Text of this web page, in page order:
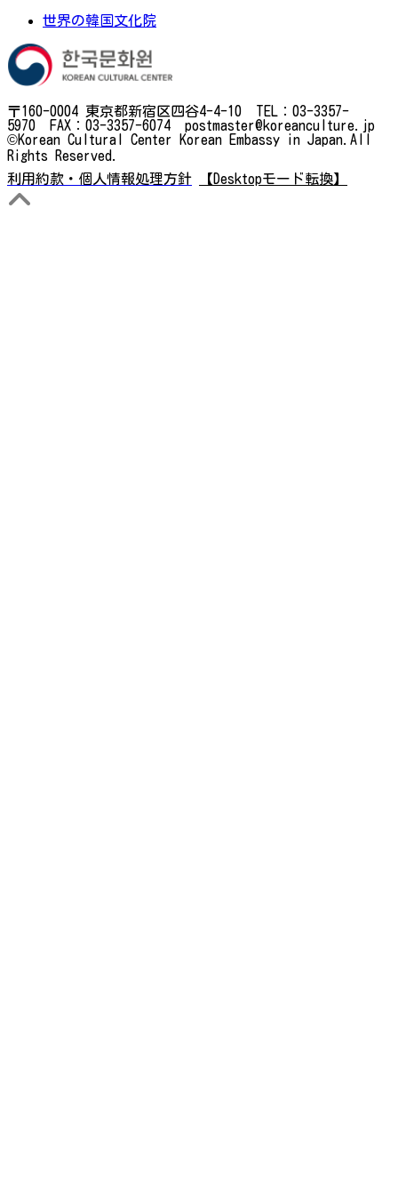
世界の韓国文化院
〒160-0004 東京都新宿区四谷4-4-10 TEL：03-3357-
5970 FAX：03-3357-6074 postmaster@koreanculture.jp
©Korean Cultural Center Korean Embassy in Japan.All
Rights Reserved.
利用約款・個人情報処理方針
【Desktopモード転換】